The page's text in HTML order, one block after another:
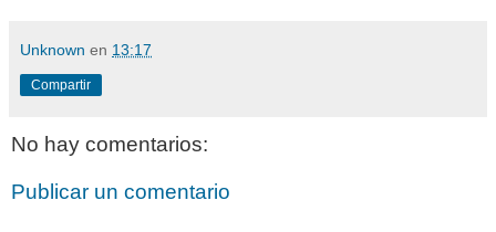
Unknown en 13:17
Compartir
No hay comentarios:
Publicar un comentario